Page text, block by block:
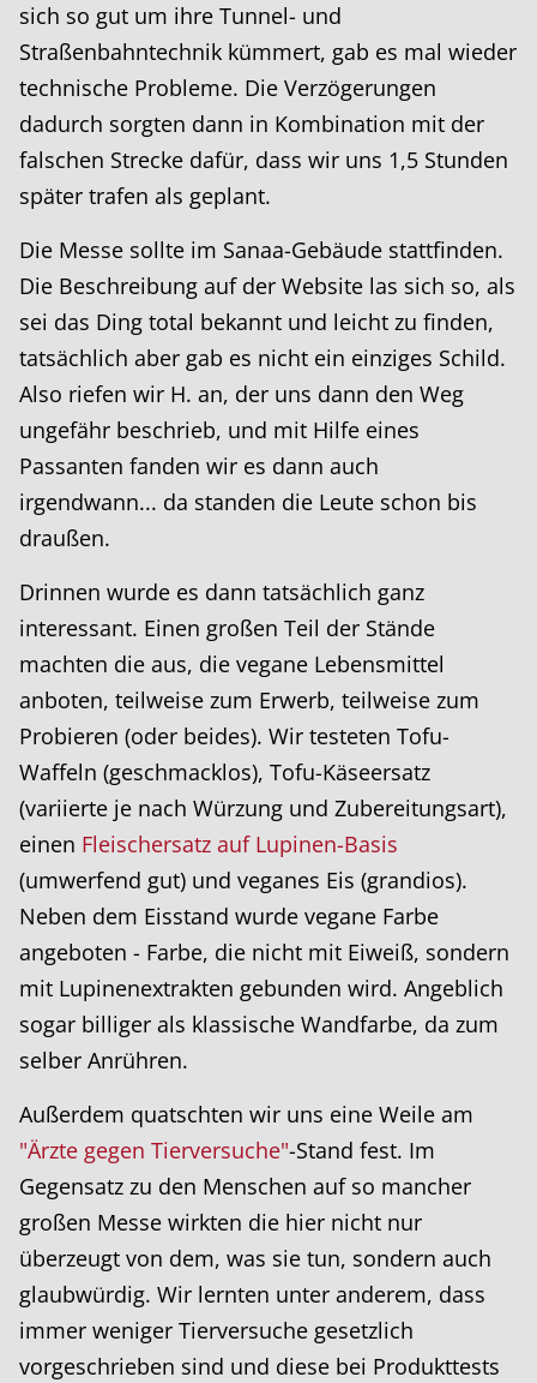
sich so gut um ihre Tunnel- und
Straßenbahntechnik kümmert, gab es mal wieder
technische Probleme. Die Verzögerungen
dadurch sorgten dann in Kombination mit der
falschen Strecke dafür, dass wir uns 1,5 Stunden
später trafen als geplant.
Die Messe sollte im Sanaa-Gebäude stattfinden.
Die Beschreibung auf der Website las sich so, als
sei das Ding total bekannt und leicht zu finden,
tatsächlich aber gab es nicht ein einziges Schild.
Also riefen wir H. an, der uns dann den Weg
ungefähr beschrieb, und mit Hilfe eines
Passanten fanden wir es dann auch
irgendwann... da standen die Leute schon bis
draußen.
Drinnen wurde es dann tatsächlich ganz
interessant. Einen großen Teil der Stände
machten die aus, die vegane Lebensmittel
anboten, teilweise zum Erwerb, teilweise zum
Probieren (oder beides). Wir testeten Tofu-
Waffeln (geschmacklos), Tofu-Käseersatz
(variierte je nach Würzung und Zubereitungsart),
einen Fleischersatz auf Lupinen-Basis
(umwerfend gut) und veganes Eis (grandios).
Neben dem Eisstand wurde vegane Farbe
angeboten - Farbe, die nicht mit Eiweiß, sondern
mit Lupinenextrakten gebunden wird. Angeblich
sogar billiger als klassische Wandfarbe, da zum
selber Anrühren.
Außerdem quatschten wir uns eine Weile am
"Ärzte gegen Tierversuche"-Stand fest. Im
Gegensatz zu den Menschen auf so mancher
großen Messe wirkten die hier nicht nur
überzeugt von dem, was sie tun, sondern auch
glaubwürdig. Wir lernten unter anderem, dass
immer weniger Tierversuche gesetzlich
vorgeschrieben sind und diese bei Produkttests